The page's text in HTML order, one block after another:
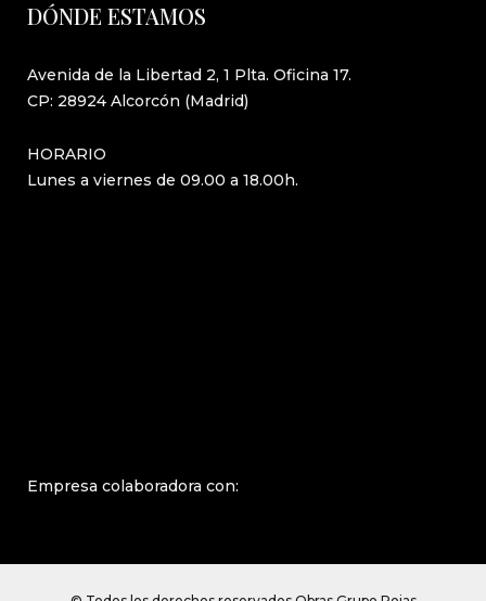
DÓNDE ESTAMOS
Avenida de la Libertad 2, 1 Plta. Oficina 17.
CP: 28924 Alcorcón (Madrid)
HORARIO
Lunes a viernes de 09.00 a 18.00h.
Empresa colaboradora con: